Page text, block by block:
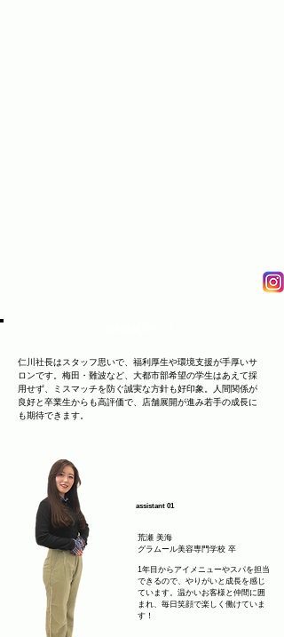
仁川社長はスタッフ思いで、福利厚生や環境支援が手厚いサ
ロンです。梅田・難波など、大都市部希望の学生はあえて採
用せず、ミスマッチを防ぐ誠実な方針も好印象。人間関係が
良好と卒業生からも高評価で、店舗展開が進み若手の成長に
も期待できます。
assistant 01
荒瀬 美海
グラムール美容専門学校 卒
1年目からアイメニューやスパを担当
できるので、やりがいと成長を感じ
ています。温かいお客様と仲間に囲
まれ、毎日笑顔で楽しく働けていま
す！